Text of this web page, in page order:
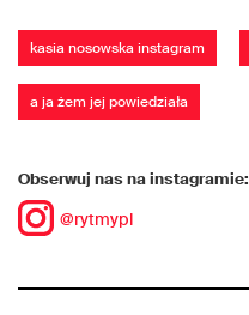
kasia nosowska instagram
a ja żem jej powiedziała
Obserwuj nas na instagramie:
@rytmypl